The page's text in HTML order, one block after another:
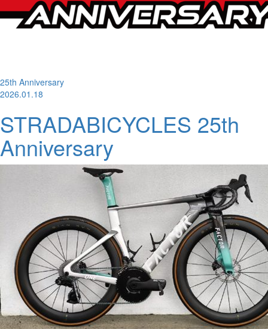
25th Anniversary
2026.01.18
STRADABICYCLES 25th
Anniversary